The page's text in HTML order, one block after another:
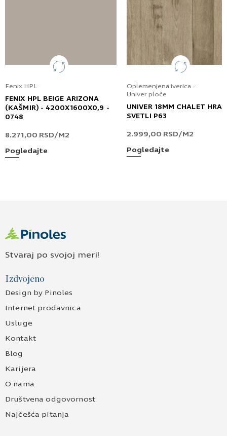
Fenix HPL
FENIX HPL BEIGE ARIZONA
(KAŠMIR) - 4200X1600X0,9 -
0748
8.271,00 RSD/M2
Pogledajte
Oplemenjena iverica -
Univer ploče
UNIVER 18MM CHALET
SVETLI P63
2.999,00 RSD/M2
Pogledajte
Stvaraj po svojoj meri!
Izdvojeno
Design by Pinoles
Internet prodavnica
Usluge
Kontakt
Blog
Karijera
O nama
Društvena odgovornost
Najčešća pitanja